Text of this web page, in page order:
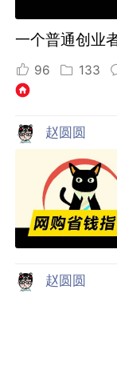
一个普通创业
96 133
赵圆圆
赵圆圆